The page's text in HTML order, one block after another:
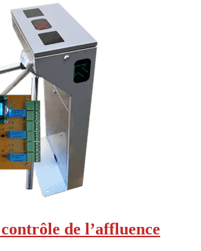
de l’affluence